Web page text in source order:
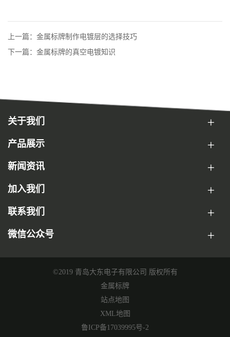
上一篇：金属标牌制作电镀层的选择技巧
下一篇：金属标牌的真空电镀知识
关于我们
产品展示
新闻资讯
加入我们
联系我们
微信公众号
©2019 青岛大东电子有限公司 版权所有
金属标牌
站点地图
XML地图
鲁ICP备17039995号-2